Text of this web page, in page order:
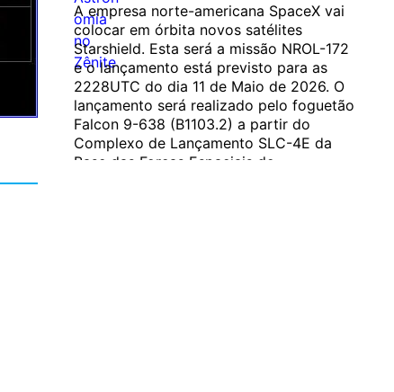
A empresa norte-americana SpaceX vai
colocar em órbita novos satélites
Starshield. Esta será a missão NROL-172
e o lançamento está previsto para as
2228UTC do dia 11 de Maio de 2026. O
lançamento será realizado pelo foguetão
Falcon 9-638 (B1103.2) a partir do
Complexo de Lançamento SLC-4E da
Base das Forças Espaciais de